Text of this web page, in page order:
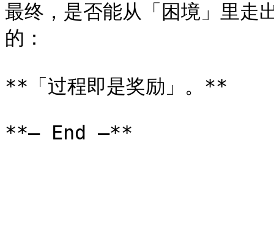
最终，是否能从「困境」里走
的：
**「过程即是奖励」。**